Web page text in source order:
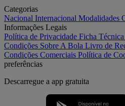
Categorias
Nacional Internacional Modalidades
Informações Legais
Política de Privacidade Ficha Técnica
Condições Sobre A Bola Livro de
Condições Comerciais Política de
preferências
Descarregue a app gratuita